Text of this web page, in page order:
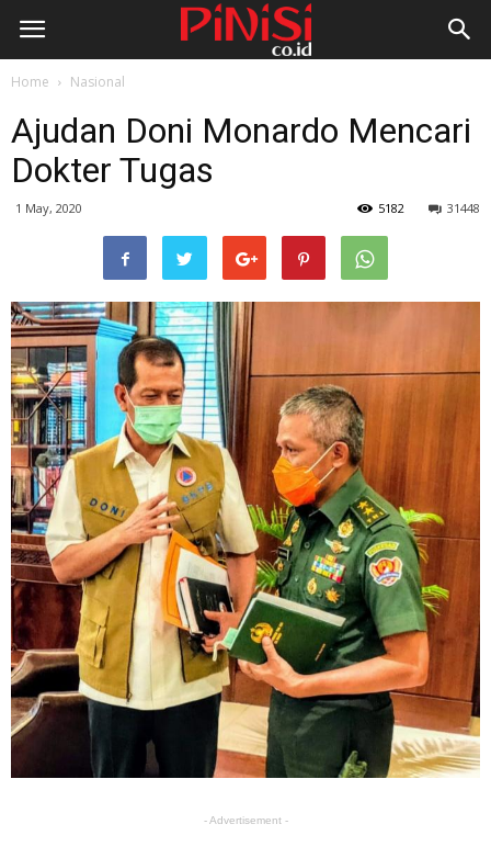
Home Nasional
Ajudan Doni Monardo Mencari
Dokter Tugas
1 May, 2020 31448
5182
- Advertisement -